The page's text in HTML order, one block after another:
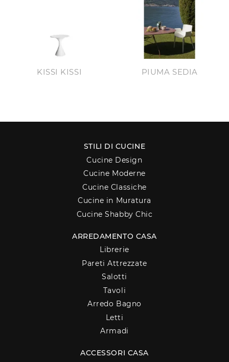
KISSI KISSI PIUMA SEDIA
STILI DI CUCINE
Cucine Design
Cucine Moderne
Cucine Classiche
Cucine in Muratura
Cucine Shabby Chic
ARREDAMENTO CASA
Librerie
Pareti Attrezzate
Salotti
Tavoli
Arredo Bagno
Letti
Armadi
ACCESSORI CASA